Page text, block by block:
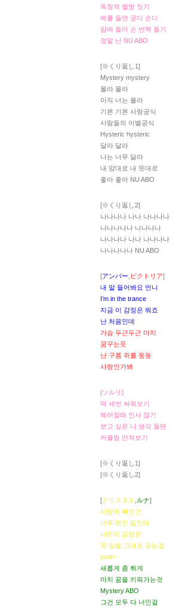
독창적 별명 짓기
예를 들면 궁디 순디
맘에 들어 손 번쩍 들기
정말 난 NU ABO
[※くり返し1]
Mystery mystery
몰라 몰라
아직 너는 몰라
기본 기본 사랑공식
사람들의 이별공식
Hysteric hysteric
달라 달라
나는 너무 달라
내 맘대로 내 뜻대로
좋아 좋아 NU ABO
[※くり返し2]
나나나나 나나 나나나나
나나나나나 나나나나
나나나나 나나 나나나나
나나나나나 NU ABO
[アンバー ビクトリア]
내 말 들어봐요 언니
I’m in the trance
지금 이 감정은 뭐죠
난 처음인데
가슴 두근두근 마치
꿈꾸는듯
난 구름 위를 둥둥
사랑인가봐
[ソルリ]
딱 세번 싸워보기
헤어질때 인사 않기
보고 싶은 나 생각 들땐
커플링 만져보기
[※くり返し1]
[※くり返し2]
[クリスタル ルナ]
사랑에 빠진건
너무 멋진 일인데
나만의 감정은
못 잊을 그대로 갖는걸
yeah~
새롭게 좀 튀게
마치 꿈을 키워가는것
Mystery ABO
그건 모두 다 너인걸